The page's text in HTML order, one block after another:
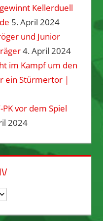
Kellerduell
5. April 2024
und Junior
4. April 2024
im Kampf um den
ein Stürmertor |
vor dem Spiel
2024